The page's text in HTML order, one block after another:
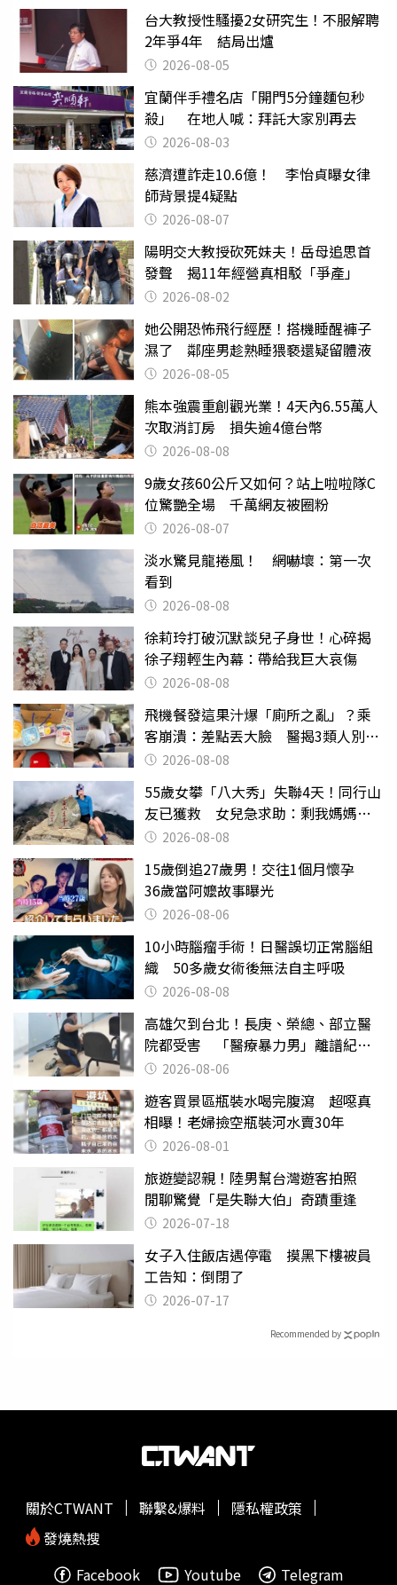
台大教授性騷擾2女研究生！不服解聘
2年爭4年 結局出爐
2026-08-05
宜蘭伴手禮名店「開門5分鐘麵包秒
殺」 在地人喊：拜託大家別再去
2026-08-03
慈濟遭詐走10.6億！ 李怡貞曝女律
師背景提4疑點
2026-08-07
陽明交大教授砍死妹夫！岳母追思首
發聲 揭11年經營真相駁「爭產」
2026-08-02
她公開恐怖飛行經歷！搭機睡醒褲子
濕了 鄰座男趁熟睡猥褻還疑留體液
2026-08-05
熊本強震重創觀光業！4天內6.55萬人
次取消訂房 損失逾4億台幣
2026-08-08
9歲女孩60公斤又如何？站上啦啦隊C
位驚艷全場 千萬網友被圈粉
2026-08-07
淡水驚見龍捲風！ 網嚇壞：第一次
看到
2026-08-08
徐莉玲打破沉默談兒子身世！心碎揭
徐子翔輕生內幕：帶給我巨大哀傷
2026-08-08
飛機餐發這果汁爆「廁所之亂」？乘
客崩潰：差點丟大臉 醫揭3類人別亂
喝 2026-08-08
55歲女攀「八大秀」失聯4天！同行山
友已獲救 女兒急求助：剩我媽媽還
沒找到
2026-08-08
15歲倒追27歲男！交往1個月懷孕
36歲當阿嬤故事曝光
2026-08-06
10小時腦瘤手術！日醫誤切正常腦組
織 50多歲女術後無法自主呼吸
2026-08-08
高雄欠到台北！長庚、榮總、部立醫
院都受害 「醫療暴力男」離譜紀錄
曝光2026-08-06
遊客買景區瓶裝水喝完腹瀉 超噁真
相曝！老婦撿空瓶裝河水賣30年
2026-08-01
旅遊變認親！陸男幫台灣遊客拍照
閒聊驚覺「是失聯大伯」奇蹟重逢
2026-07-18
女子入住飯店遇停電 摸黑下樓被員
工告知：倒閉了
2026-07-17
Recommended by
關於CTWANT 聯繫&爆料
隱私權政策
發燒熱搜
Facebook
Youtube Telegram